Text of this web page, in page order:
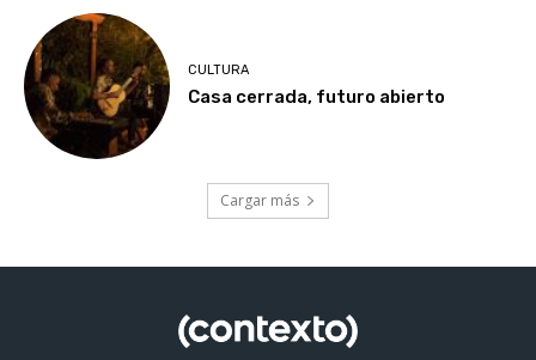
CULTURA
Casa cerrada, futuro abierto
Cargar más